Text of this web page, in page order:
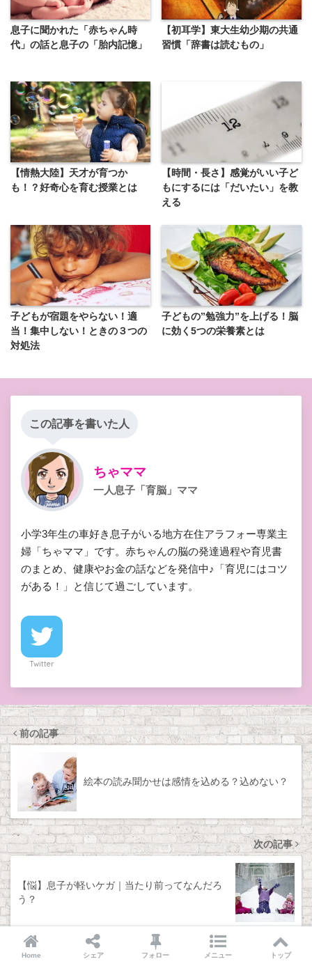
息子に聞かれた「赤ちゃん時
代」の話と息子の「胎内記憶」
【初耳学】東大生幼少期の共通
習慣「辞書は読むもの」
【情熱大陸】天才が育つか
も！？好奇心を育む授業とは
【時間・長さ】感覚がいい子ど
もにするには「だいたい」を教
える
子どもが宿題をやらない！適
当！集中しない！ときの３つの
対処法
子どもの”勉強力”を上げる！脳
に効く5つの栄養素とは
この記事を書いた人
ちゃママ
一人息子「育脳」ママ
小学3年生の車好き息子がいる地方在住アラフォー専業主
婦「ちゃママ」です。赤ちゃんの脳の発達過程や育児書
のまとめ、健康やお金の話などを発信中♪「育児にはコツ
がある！」と信じて過ごしています。
Twitter
前の記事
絵本の読み聞かせは感情を込める？込めない？
次の記事
【悩】息子が軽いケガ｜当たり前ってなんだろ
う？
Home シェア フォロー メニュー トップ